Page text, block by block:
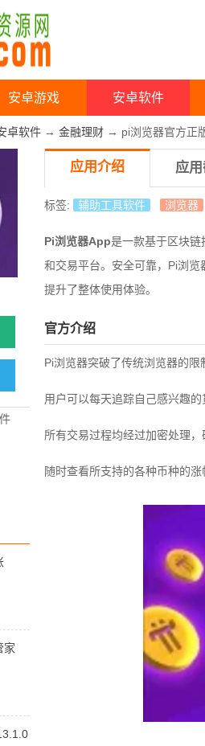
安卓游戏 安卓软件
卓软件 → 金融理财 → pi浏览器官方正
版
家
应用介绍 应
标签: 辅助工具软件 浏览器
Pi浏览器App是一款基于区块链
和交易平台。安全可靠，Pi浏
提升了整体使用体验。
官方介绍
Pi浏览器突破了传统浏览器的限
用户可以每天追踪自己感兴趣
所有交易过程均经过加密处理，
随时查看所支持的各种币种的